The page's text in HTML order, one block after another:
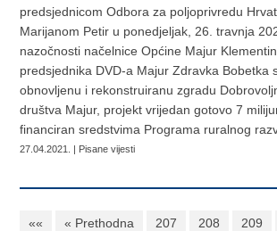
predsjednicom Odbora za poljoprivredu
Marijanom Petir u ponedjeljak, 26. travnja
nazočnosti načelnice Općine Majur
predsjednika DVD-a Majur Zdravka Bobetka
obnovljenu i rekonstruiranu zgradu
društva Majur, projekt vrijedan gotovo 7
financiran sredstvima Programa ruralnog
27.04.2021. | Pisane vijesti
«« « Prethodna 207 208 209